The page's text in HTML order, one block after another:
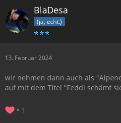
BlaDesa
(ja, echt.)
13. Februar 2024
wir nehmen dann auch als
auf mit dem Titel "Feddi schämt
1